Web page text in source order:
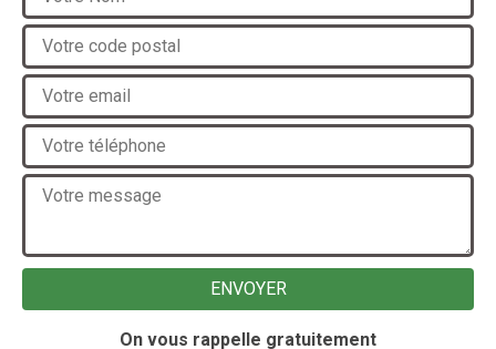
On vous rappelle gratuitement